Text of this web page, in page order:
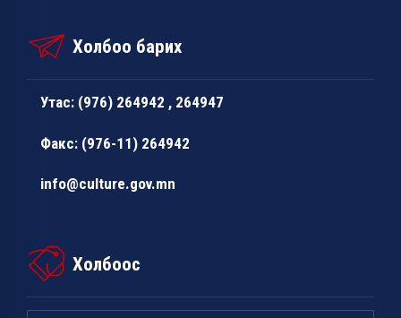
Холбоо барих
Утас: (976) 264942 , 264947
Факс: (976-11) 264942
info@culture.gov.mn
Холбоос